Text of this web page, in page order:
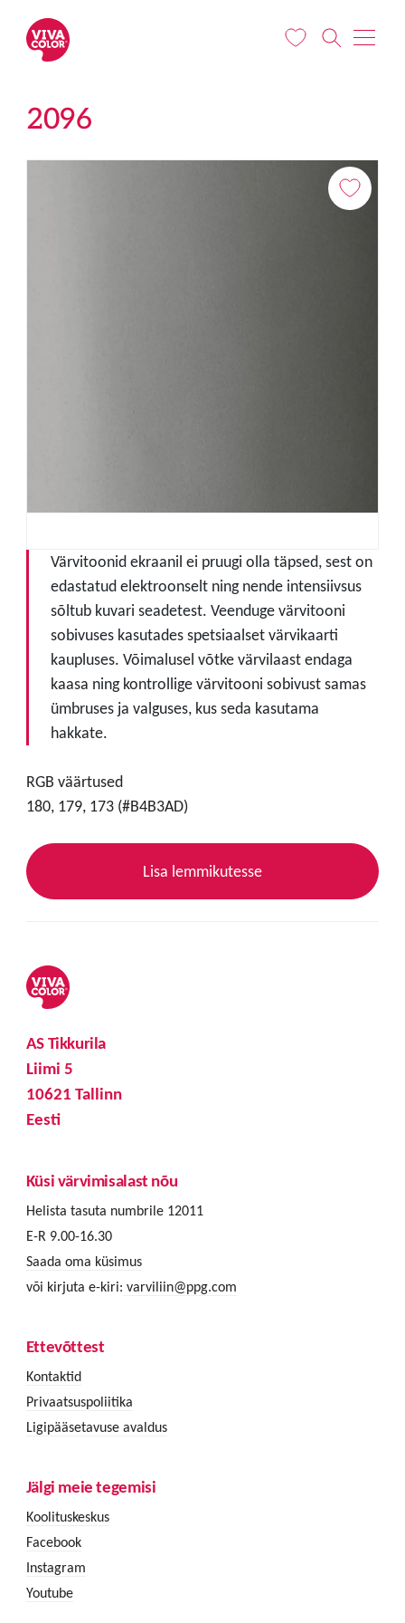
2096
Värvitoonid ekraanil ei pruugi olla täpsed, sest on
edastatud elektroonselt ning nende intensiivsus
sõltub kuvari seadetest. Veenduge värvitooni
sobivuses kasutades spetsiaalset värvikaarti
kaupluses. Võimalusel võtke värvilaast endaga
kaasa ning kontrollige värvitooni sobivust samas
ümbruses ja valguses, kus seda kasutama
hakkate.
RGB väärtused
180, 179, 173 (#B4B3AD)
Lisa lemmikutesse
AS Tikkurila
Liimi 5
10621 Tallinn
Eesti
Küsi värvimisalast nõu
Helista tasuta numbrile 12011
E-R 9.00-16.30
Saada oma küsimus
või kirjuta e-kiri: varviliin@ppg.com
Ettevõttest
Kontaktid
Privaatsuspoliitika
Ligipääsetavuse avaldus
Jälgi meie tegemisi
Koolituskeskus
Facebook
Instagram
Youtube